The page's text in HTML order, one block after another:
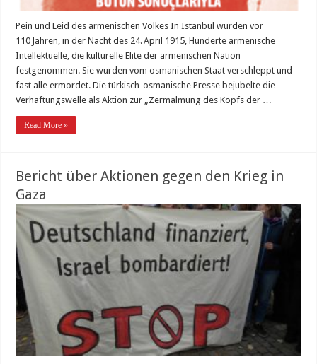
Pein und Leid des armenischen Volkes In Istanbul wurden vor
110 Jahren, in der Nacht des 24. April 1915, Hunderte armenische
Intellektuelle, die kulturelle Elite der armenischen Nation
festgenommen. Sie wurden vom osmanischen Staat verschleppt und
fast alle ermordet. Die türkisch-osmanische Presse bejubelte die
Verhaftungswelle als Aktion zur „Zermalmung des Kopfs der …
Read More »
Bericht über Aktionen gegen den Krieg in
Gaza